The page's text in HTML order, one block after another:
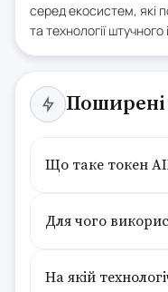
серед екосистем, які
та технології штучного
Поширені
Що таке токен
Для чого
На якій